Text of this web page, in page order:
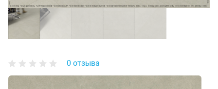
0 отзыва